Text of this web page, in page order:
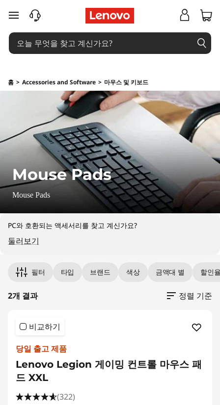
M
o
u
e
a
d
s
주요 콘텐츠로 건너뛰기
홈 > Accessories and Software > 마우스 및 키보드
Mouse Pads
Mouse Pads
PC와 호환되는 액세서리를 찾고 계신가요?
둘러보기
필터 타입 브랜드 색상 금액대 별 할인
2개 결과 정렬 기준
비교하기
당일 출고 제품
Lenovo Legion 게이밍 컨트롤 마우스 패
드 XXL
(322)